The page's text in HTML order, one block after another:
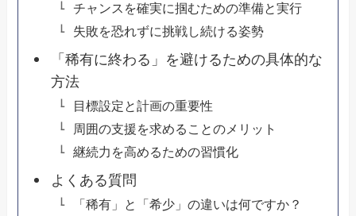
チャンスを確実に掴むための準備と実行
失敗を恐れずに挑戦し続ける姿勢
「稀有に終わる」を避けるための具体的な
方法
目標設定と計画の重要性
周囲の支援を求めることのメリット
継続力を高めるための習慣化
よくある質問
「稀有」と「希少」の違いは何ですか？